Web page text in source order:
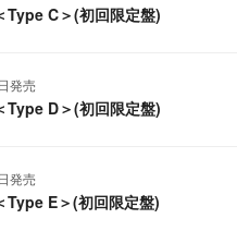
Type C＞(初回限定盤)
発売
Type D＞(初回限定盤)
発売
Type E＞(初回限定盤)